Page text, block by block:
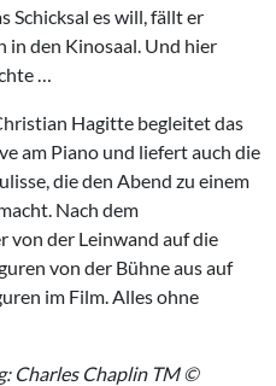
Schicksal es will, fällt er
in den Kinosaal. Und hier
…
Hagitte begleitet das
am Piano und liefert auch die
die den Abend zu einem
Nach dem
von der Leinwand auf die
von der Bühne aus auf
im Film. Alles ohne
Charles Chaplin TM ©